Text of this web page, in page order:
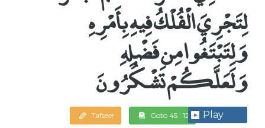
لِتَجْرِيَ الْفُلْكُ فِيهِ بِأَمْرِهِ
وَلِتَبْتَغُوا مِن فَضْلِهِ
وَلَعَلَّكُمْ تَشْكُرُونَ
Tafseer Goto 45 : 12 Play